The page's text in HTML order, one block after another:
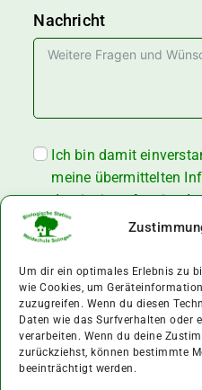
Um dir ein optimales Erlebnis zu
wie Cookies, um
zuzugreifen. Wenn du diesen
Daten wie das Surfverhalten oder
verarbeiten. Wenn du deine
zurückziehst, können bestimmte
beeinträchtigt werden.
Nachricht
Ich bin damit
meine übermittelten
damit sie auf meine